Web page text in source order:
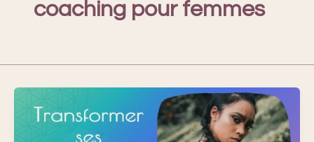
coaching pour femmes
qui